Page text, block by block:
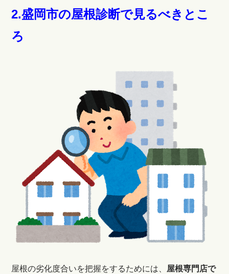
2.盛岡市の屋根診断で見るべきとこ
ろ
屋根の劣化度合いを把握をするためには、 屋根専門店で